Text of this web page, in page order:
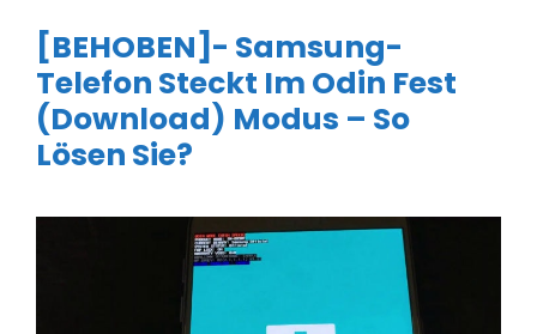
[BEHOBEN]- Samsung-
Telefon Steckt Im Odin Fest
(Download) Modus – So
Lösen Sie?